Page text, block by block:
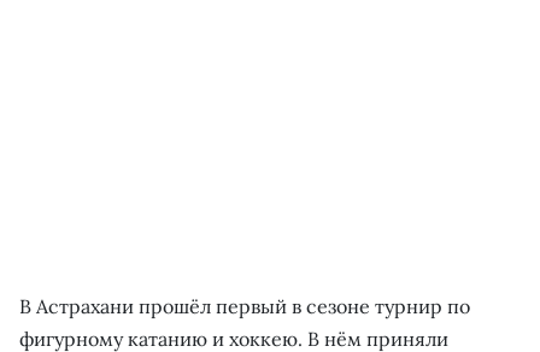
В Астрахани прошёл первый в сезоне турнир по
фигурному катанию и хоккею. В нём приняли